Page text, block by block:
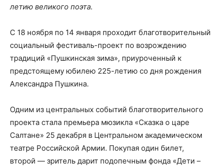
летию великого поэта.
С 18 ноября по 14 января проходит благотворительный
социальный фестиваль-проект по возрождению
традиций «Пушкинская зима», приуроченный к
предстоящему юбилею 225-летию со дня рождения
Александра Пушкина.
Одним из центральных событий благотворительного
проекта стала премьера мюзикла «Сказка о царе
Салтане» 25 декабря в Центральном академическом
театре Российской Армии. Покупая один билет,
второй — зритель дарит подопечным фонда «Дети –